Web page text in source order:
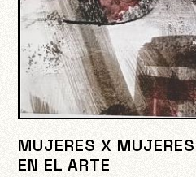
MUJERES X
EN EL ARTE